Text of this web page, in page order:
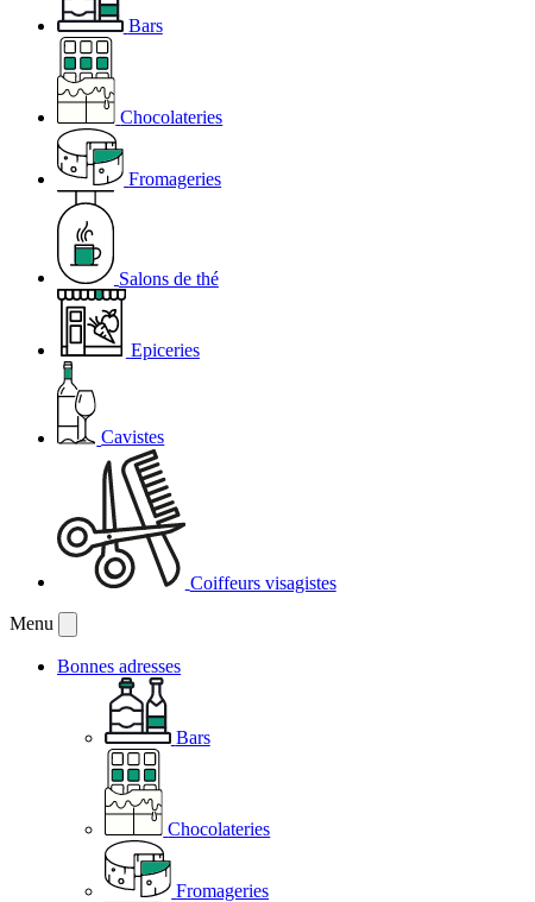
Bars
Chocolateries
Fromageries
Salons de thé
Epiceries
Cavistes
Coiffeurs visagistes
Menu
Bonnes adresses
Bars
Chocolateries
Fromageries